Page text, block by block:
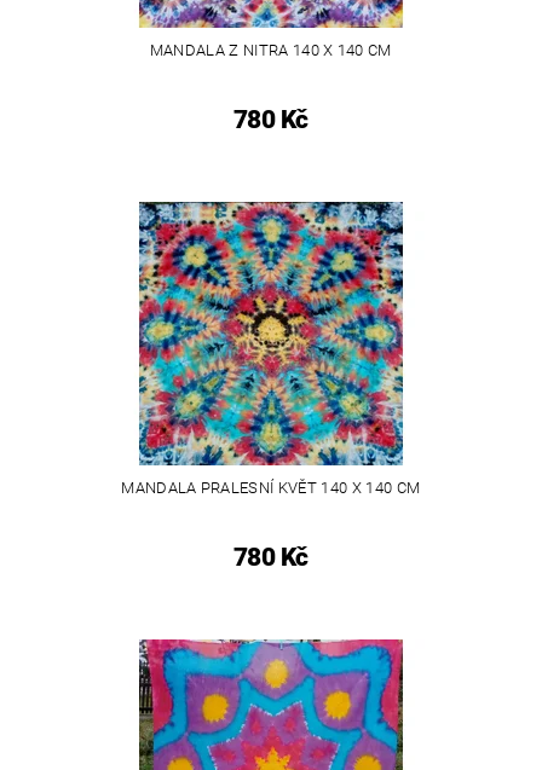
MANDALA Z NITRA 140 X 140 CM
780 Kč
MANDALA PRALESNÍ KVĚT 140 X 140 CM
780 Kč